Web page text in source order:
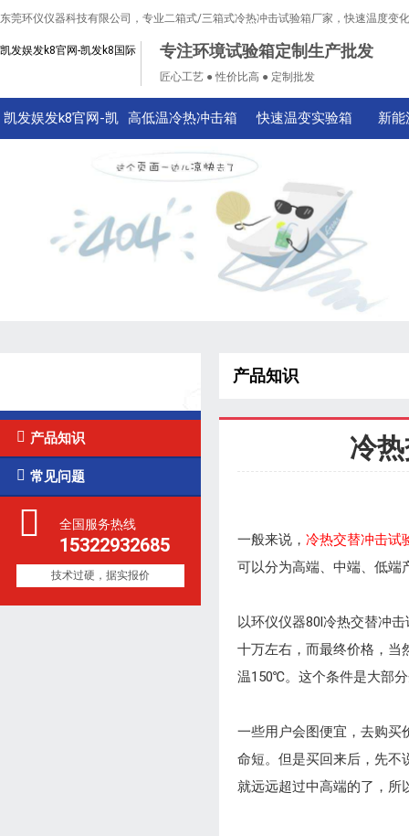
东莞环仪仪器科技有限公司，专业二箱式/三箱式冷热冲击试验箱厂家，快速温度变
凯发娱发k8官网-凯发k8国际 专注环境试验箱定制生产批发
匠心工艺 ● 性价比高 ● 定制批发
凯发娱发k8官网-凯 高低温冷热冲击箱 快速温变实验箱 新
 产品知识
 常见问题
全国服务热线
15322932685
技术过硬，据实报价
产品知识
冷
一般来说， 冷热交替冲击试
可以分为高端、中端、低端
以环仪仪器80l冷热交替冲
十万左右，而最终价格，
温150℃。这个条件是大部
一些用户会图便宜，去购买
命短。但是买回来后，先不
就远远超过中高端的了，所